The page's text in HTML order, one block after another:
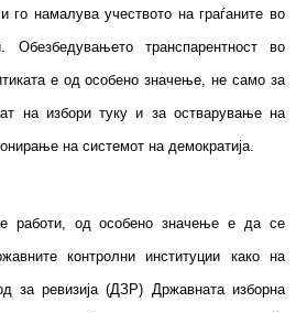
го намалува учеството на граѓаните во
Обезбедувањето транспарентност во
е од особено значење, не само за
на избори туку и за остварување на
на системот на демократија.
работи, од особено значење е да се
контролни институции како на
за ревизија (ДЗР) Државната изборна